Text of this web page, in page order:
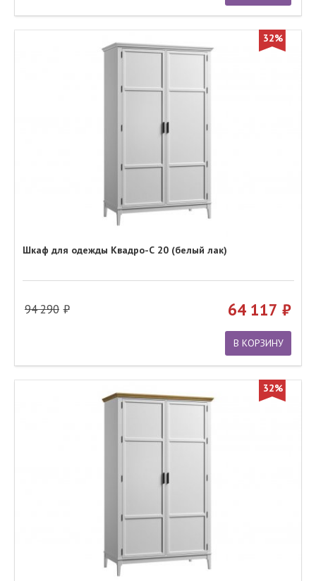
32%
Шкаф для одежды Квадро-С 20 (белый лак)
94 290 64 117
В КОРЗИНУ
32%